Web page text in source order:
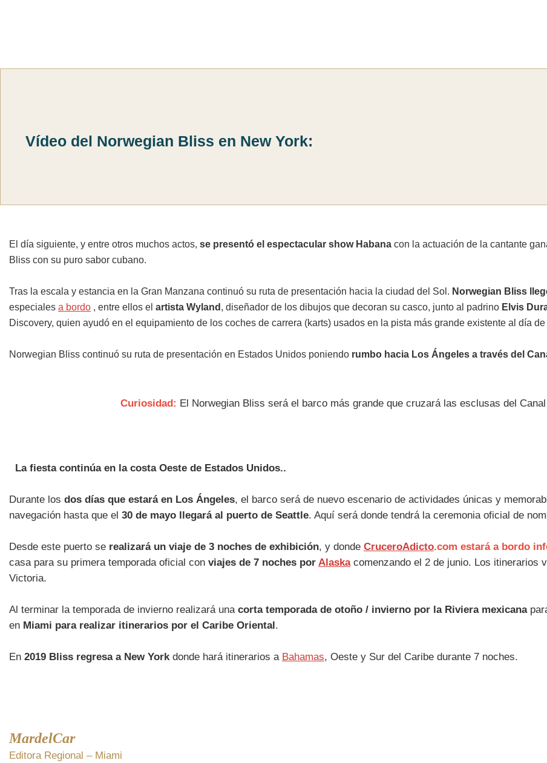
Vídeo del Norwegian Bliss en New York:
El día siguiente, y entre otros muchos actos, se presentó el espectacular show Habana con la actuación de la cantante
Bliss con su puro sabor cubano.
Tras la escala y estancia en la Gran Manzana continuó su ruta de presentación hacia la ciudad del Sol. Norwegian Bliss
especiales a bordo , entre ellos el artista Wyland , diseñador de los dibujos que decoran su casco, junto al padrino Elvis
Discovery, quien ayudó en el equipamiento de los coches de carrera (karts) usados en la pista más grande existente al día
Norwegian Bliss continuó su ruta de presentación en Estados Unidos poniendo rumbo hacia Los Ángeles a través del
Curiosidad: El Norwegian Bliss será el barco más grande que cruzará las esclusas del
La fiesta continúa en la costa Oeste de Estados Unidos..
Durante los dos días que estará en Los Ángeles, el barco será de nuevo escenario de actividades únicas y
navegación hasta que el 30 de mayo llegará al puerto de Seattle. Aquí será donde tendrá la ceremonia oficial de
Desde este puerto se realizará un viaje de 3 noches de exhibición, y donde CruceroAdicto.com estará a bordo
casa para su primera temporada oficial con viajes de 7 noches por Alaskacomenzando el 2 de junio. Los itinerarios
Victoria.
Al terminar la temporada de invierno realizará una corta temporada de otoño / invierno por la Riviera mexicana
en Miami para realizar itinerarios por el Caribe Oriental .
En 2019 Bliss regresa a New Yorkdonde hará itinerarios a Bahamas, Oeste y Sur del Caribe durante 7 noches.
MardelCar
Editora Regional – Miami